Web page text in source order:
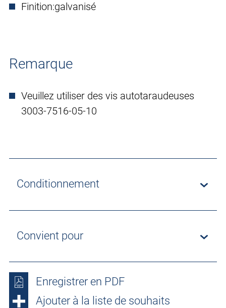
Finition:galvanisé
Remarque
Veuillez utiliser des vis autotaraudeuses
3003-7516-05-10
Conditionnement
Convient pour
Enregistrer en PDF
Ajouter à la liste de souhaits